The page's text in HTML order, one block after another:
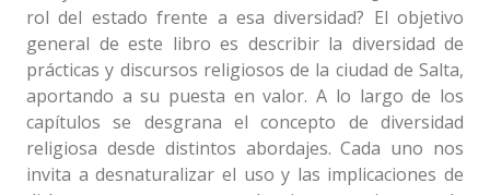
rol del estado frente a esa diversidad? El objetivo
general de este libro es describir la diversidad de
prácticas y discursos religiosos de la ciudad de Salta,
aportando a su puesta en valor. A lo largo de los
capítulos se desgrana el concepto de diversidad
religiosa desde distintos abordajes. Cada uno nos
invita a desnaturalizar el uso y las implicaciones de